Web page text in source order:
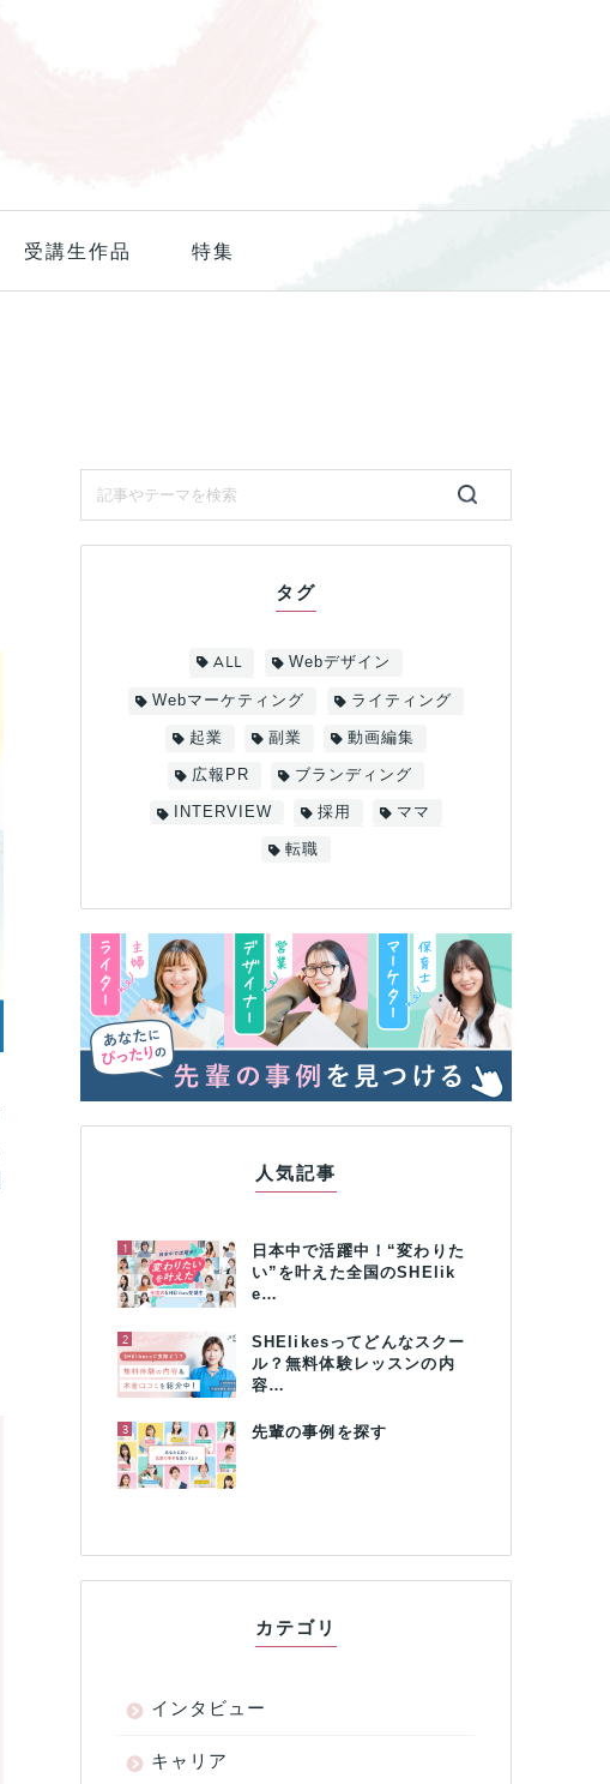
受講生作品 特集
タグ
ALL Webデザイン
Webマーケティング ライティング
起業 副業 動画編集
広報PR ブランディング
INTERVIEW 採用 ママ
転職
人気記事
1
日本中で活躍中！“変わりた
い”を叶えた全国のSHElik
e…
2
SHElikesってどんなスクー
ル？無料体験レッスンの内
容…
3 先輩の事例を探す
カテゴリ
インタビュー
キャリア